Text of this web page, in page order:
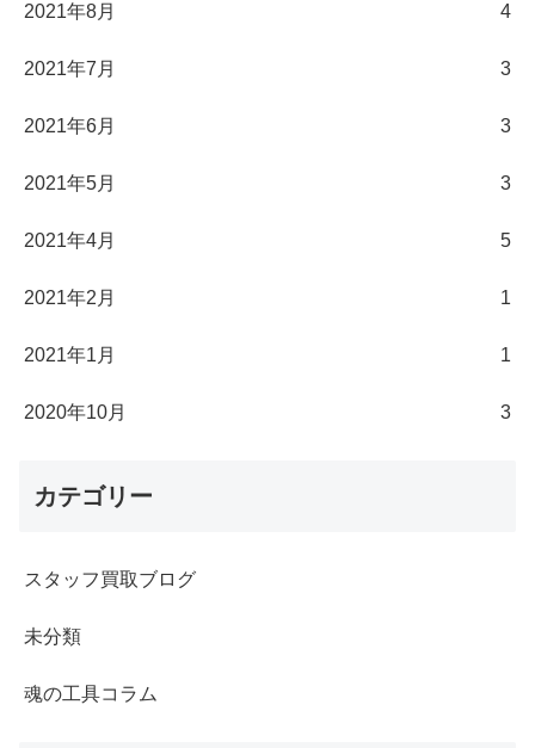
2021年8月 4
2021年7月 3
2021年6月 3
2021年5月 3
2021年4月 5
2021年2月 1
2021年1月 1
2020年10月 3
カテゴリー
スタッフ買取ブログ
未分類
魂の工具コラム